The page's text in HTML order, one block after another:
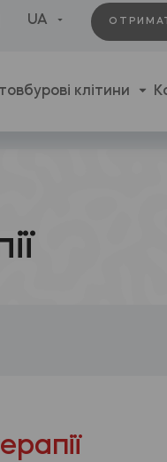
UA
клітини